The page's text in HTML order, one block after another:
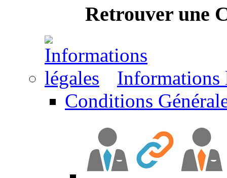
Retrouver une
Informations
Conditions